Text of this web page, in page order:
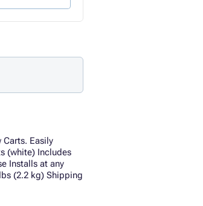
Carts. Easily
(white) Includes
Installs at any
(2.2 kg) Shipping